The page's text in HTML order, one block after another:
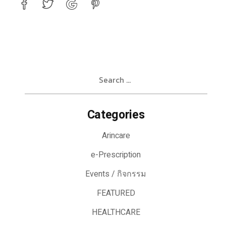
Categories
Arincare
e-Prescription
Events / กิจกรรม
FEATURED
HEALTHCARE